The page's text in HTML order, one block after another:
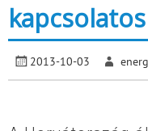
2013-10-03